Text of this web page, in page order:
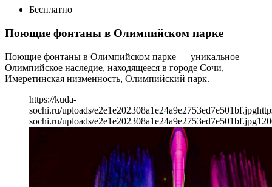
Бесплатно
Поющие фонтаны в Олимпийском парке
Поющие фонтаны в Олимпийском парке — уникальное
Олимпийское наследие, находящееся в городе Сочи,
Имеретинская низменность, Олимпийский парк.
https://kuda-
sochi.ru/uploads/e2e1e202308a1e24a9e2753ed7e501bf.jpg
sochi.ru/uploads/e2e1e202308a1e24a9e2753ed7e501bf.jpg